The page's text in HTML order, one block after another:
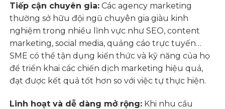
Tiếp cận chuyên gia: Các agency marketing
thường sở hữu đội ngũ chuyên gia giàu kinh
nghiệm trong nhiều lĩnh vực như SEO, content
marketing, social media, quảng cáo trực tuyến…
SME có thể tận dụng kiến thức và kỹ năng của họ
để triển khai các chiến dịch marketing hiệu quả,
đạt được kết quả tốt hơn so với việc tự thực hiện.
Linh hoạt và dễ dàng mở rộng: Khi nhu cầu